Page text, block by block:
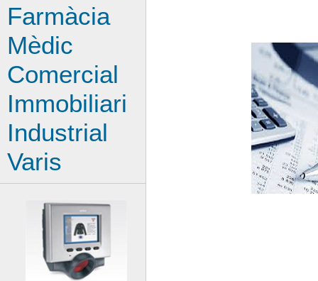
Farmàcia
Mèdic
Comercial
Immobiliari
Industrial
Varis